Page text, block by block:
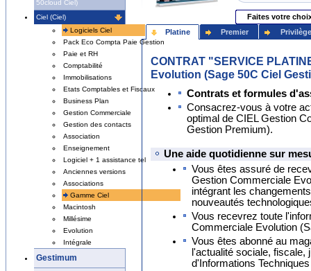
50cloud Ciel)
Ciel (Ciel)
Logiciels Ciel
Pack Eco Compta Paie Gestion
Paie et RH
Comptabilité
Immobilisations
Etats Comptables et Fiscaux
Business Plan
Gestion Commerciale
Gestion des contacts
Association
Enseignement
Logiciel + 1 assistance tel
Anciennes versions
Associations
Gamme Ciel
Macintosh
Millésime
Evolution
Intégrale
Gestimum
Faites votre
Platine
Premier
CONTRAT "SERVICE
Evolution (Sage 50C Ciel
Contrats et formules
Consacrez-vous à votre
optimal de CIEL Gestion
Gestion Premium).
Une aide quotidienne sur
Vous êtes assuré de
Gestion Commerciale
intégrant les
nouveautés
Vous recevrez toute
Commerciale Evolution
Vous êtes abonné au
l'actualité sociale, fiscale,
d'Informations